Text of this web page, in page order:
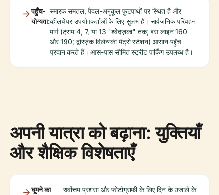
पहुँच-
योग्यता:
स्मारक समतल, पैदल-अनुकूल फुटपाथों पर स्थित है और
व्हीलचेयर उपयोगकर्ताओं के लिए सुलभ है। सार्वजनिक परिवहन
मार्ग (ट्राम 4, 7, या 13 "श्वेदज़का" तक; बस लाइन 160
और 190; द्वोरज़ेक विलेन्स्की मेट्रो स्टेशन) आसान पहुँच
प्रदान करते हैं। आस-पास सीमित स्ट्रीट पार्किंग उपलब्ध है।
अपनी यात्रा को बढ़ाना: युक्तियाँ
और शैक्षिक विशेषताएँ
घूमने का
सर्वोत्तम प्रशंसा और फोटोग्राफी के लिए दिन के उजाले के